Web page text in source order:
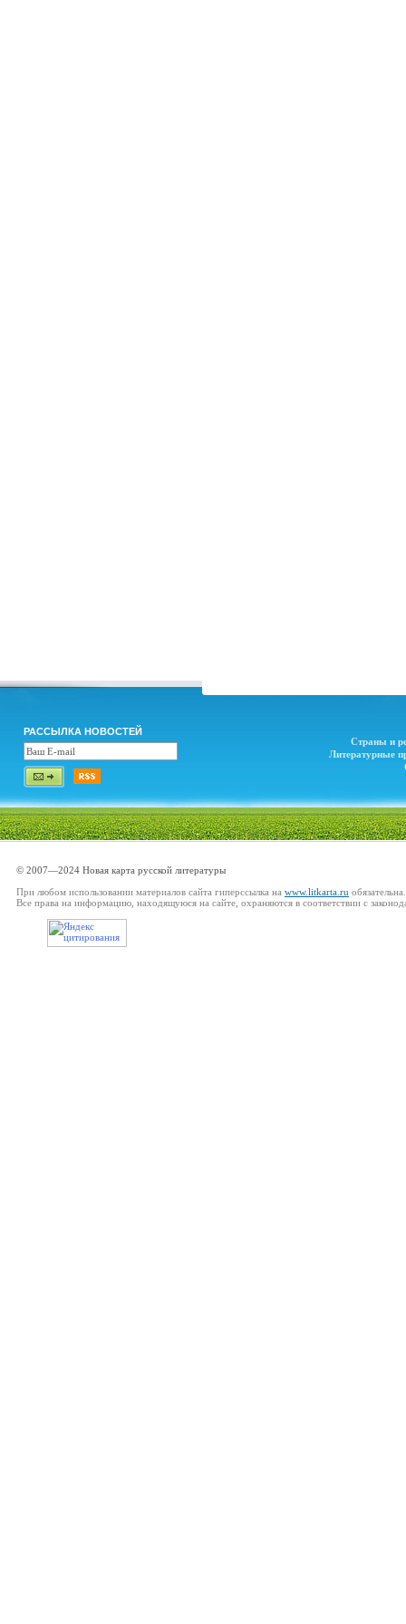
РАССЫЛКА НОВОСТЕЙ
Страны и
Литературные
© 2007—2024 Новая карта русской литературы
При любом использовании материалов сайта гиперссылка на www.litkarta.ru обязательна.
Все права на информацию, находящуюся на сайте, охраняются в соответствии с